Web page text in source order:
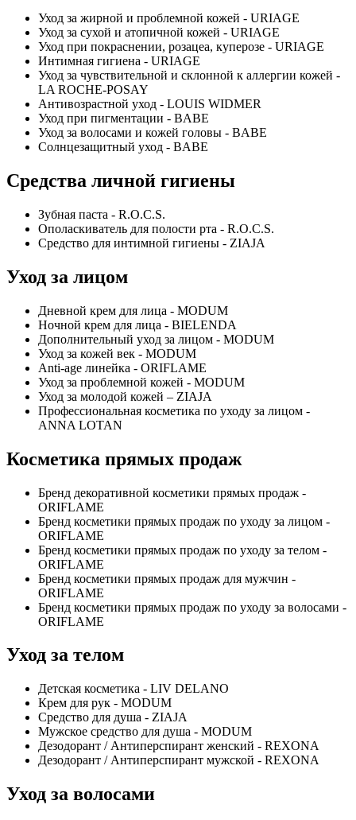
Уход за жирной и проблемной кожей - URIAGE
Уход за сухой и атопичной кожей - URIAGE
Уход при покраснении, розацеа, куперозе - URIAGE
Интимная гигиена - URIAGE
Уход за чувствительной и склонной к аллергии кожей -
LA ROCHE-POSAY
Антивозрастной уход - LOUIS WIDMER
Уход при пигментации - BABE
Уход за волосами и кожей головы - BABE
Солнцезащитный уход - BABE
Средства личной гигиены
Зубная паста - R.O.C.S.
Ополаскиватель для полости рта - R.O.C.S.
Средство для интимной гигиены - ZIAJA
Уход за лицом
Дневной крем для лица - MODUM
Ночной крем для лица - BIELENDA
Дополнительный уход за лицом - MODUM
Уход за кожей век - MODUM
Anti-age линейка - ORIFLAME
Уход за проблемной кожей - MODUM
Уход за молодой кожей – ZIAJA
Профессиональная косметика по уходу за лицом -
ANNA LOTAN
Косметика прямых продаж
Бренд декоративной косметики прямых продаж -
ORIFLAME
Бренд косметики прямых продаж по уходу за лицом -
ORIFLAME
Бренд косметики прямых продаж по уходу за телом -
ORIFLAME
Бренд косметики прямых продаж для мужчин -
ORIFLAME
Бренд косметики прямых продаж по уходу за волосами -
ORIFLAME
Уход за телом
Детская косметика - LIV DELANO
Крем для рук - MODUM
Средство для душа - ZIAJA
Мужское средство для душа - MODUM
Дезодорант / Антиперспирант женский - REXONA
Дезодорант / Антиперспирант мужской - REXONA
Уход за волосами